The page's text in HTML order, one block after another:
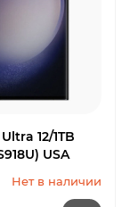
12/1TB
USA
Нет в наличии